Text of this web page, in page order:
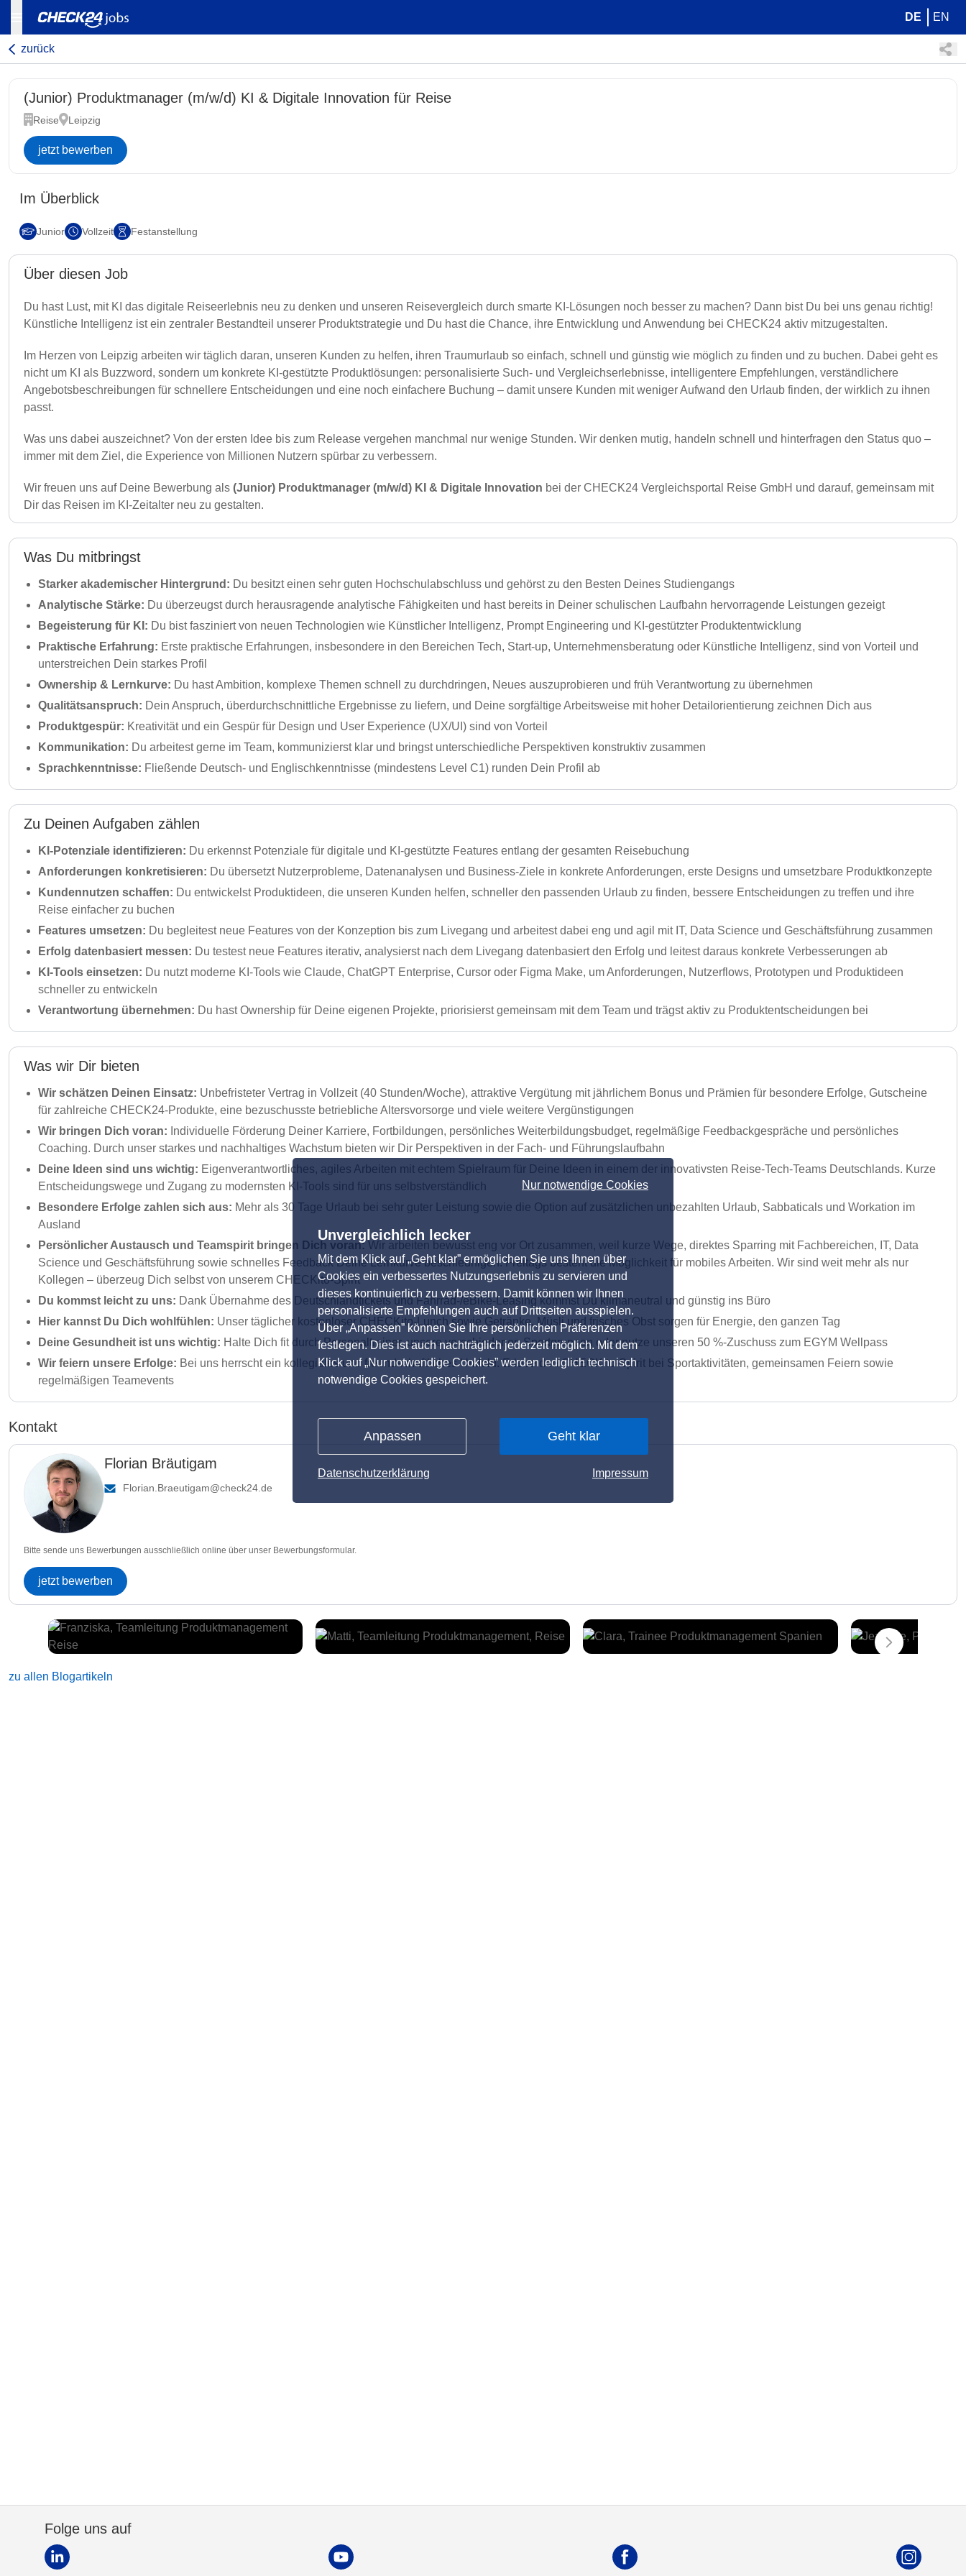
Nur notwendige Cookies
Unvergleichlich lecker
Mit dem Klick auf „Geht klar” ermöglichen Sie uns Ihnen über
Cookies ein verbessertes Nutzungserlebnis zu servieren und
dieses kontinuierlich zu verbessern. Damit können wir Ihnen
personalisierte Empfehlungen auch auf Drittseiten ausspielen.
Über „Anpassen” können Sie Ihre persönlichen Präferenzen
festlegen. Dies ist auch nachträglich jederzeit möglich. Mit dem
Klick auf „Nur notwendige Cookies” werden lediglich technisch
notwendige Cookies gespeichert.
Anpassen Geht klar
Datenschutzerklärung Impressum
DE EN
zurück
(Junior) Produktmanager (m/w/d) KI & Digitale Innovation für Reise
Reise Leipzig
jetzt bewerben
Im Überblick
Junior Vollzeit Festanstellung
Über diesen Job
Du hast Lust, mit KI das digitale Reiseerlebnis neu zu denken und unseren Reisevergleich durch smarte KI-Lösungen noch besser zu machen? Dann bist Du bei uns genau richtig!
Künstliche Intelligenz ist ein zentraler Bestandteil unserer Produktstrategie und Du hast die Chance, ihre Entwicklung und Anwendung bei CHECK24 aktiv mitzugestalten.
Im Herzen von Leipzig arbeiten wir täglich daran, unseren Kunden zu helfen, ihren Traumurlaub so einfach, schnell und günstig wie möglich zu finden und zu buchen. Dabei geht es
nicht um KI als Buzzword, sondern um konkrete KI-gestützte Produktlösungen: personalisierte Such- und Vergleichserlebnisse, intelligentere Empfehlungen, verständlichere
Angebotsbeschreibungen für schnellere Entscheidungen und eine noch einfachere Buchung – damit unsere Kunden mit weniger Aufwand den Urlaub finden, der wirklich zu ihnen
passt.
Was uns dabei auszeichnet? Von der ersten Idee bis zum Release vergehen manchmal nur wenige Stunden. Wir denken mutig, handeln schnell und hinterfragen den Status quo –
immer mit dem Ziel, die Experience von Millionen Nutzern spürbar zu verbessern.
Wir freuen uns auf Deine Bewerbung als (Junior) Produktmanager (m/w/d) KI & Digitale Innovation bei der CHECK24 Vergleichsportal Reise GmbH und darauf, gemeinsam mit
Dir das Reisen im KI-Zeitalter neu zu gestalten.
Was Du mitbringst
Starker akademischer Hintergrund: Du besitzt einen sehr guten Hochschulabschluss und gehörst zu den Besten Deines Studiengangs
Analytische Stärke: Du überzeugst durch herausragende analytische Fähigkeiten und hast bereits in Deiner schulischen Laufbahn hervorragende Leistungen gezeigt
Begeisterung für KI: Du bist fasziniert von neuen Technologien wie Künstlicher Intelligenz, Prompt Engineering und KI-gestützter Produktentwicklung
Praktische Erfahrung: Erste praktische Erfahrungen, insbesondere in den Bereichen Tech, Start-up, Unternehmensberatung oder Künstliche Intelligenz, sind von Vorteil und
unterstreichen Dein starkes Profil
Ownership & Lernkurve: Du hast Ambition, komplexe Themen schnell zu durchdringen, Neues auszuprobieren und früh Verantwortung zu übernehmen
Qualitätsanspruch: Dein Anspruch, überdurchschnittliche Ergebnisse zu liefern, und Deine sorgfältige Arbeitsweise mit hoher Detailorientierung zeichnen Dich aus
Produktgespür: Kreativität und ein Gespür für Design und User Experience (UX/UI) sind von Vorteil
Kommunikation: Du arbeitest gerne im Team, kommunizierst klar und bringst unterschiedliche Perspektiven konstruktiv zusammen
Sprachkenntnisse: Fließende Deutsch- und Englischkenntnisse (mindestens Level C1) runden Dein Profil ab
Zu Deinen Aufgaben zählen
KI-Potenziale identifizieren: Du erkennst Potenziale für digitale und KI-gestützte Features entlang der gesamten Reisebuchung
Anforderungen konkretisieren: Du übersetzt Nutzerprobleme, Datenanalysen und Business-Ziele in konkrete Anforderungen, erste Designs und umsetzbare Produktkonzepte
Kundennutzen schaffen: Du entwickelst Produktideen, die unseren Kunden helfen, schneller den passenden Urlaub zu finden, bessere Entscheidungen zu treffen und ihre
Reise einfacher zu buchen
Features umsetzen: Du begleitest neue Features von der Konzeption bis zum Livegang und arbeitest dabei eng und agil mit IT, Data Science und Geschäftsführung zusammen
Erfolg datenbasiert messen: Du testest neue Features iterativ, analysierst nach dem Livegang datenbasiert den Erfolg und leitest daraus konkrete Verbesserungen ab
KI-Tools einsetzen: Du nutzt moderne KI-Tools wie Claude, ChatGPT Enterprise, Cursor oder Figma Make, um Anforderungen, Nutzerflows, Prototypen und Produktideen
schneller zu entwickeln
Verantwortung übernehmen: Du hast Ownership für Deine eigenen Projekte, priorisierst gemeinsam mit dem Team und trägst aktiv zu Produktentscheidungen bei
Was wir Dir bieten
Wir schätzen Deinen Einsatz: Unbefristeter Vertrag in Vollzeit (40 Stunden/Woche), attraktive Vergütung mit jährlichem Bonus und Prämien für besondere Erfolge, Gutscheine
für zahlreiche CHECK24-Produkte, eine bezuschusste betriebliche Altersvorsorge und viele weitere Vergünstigungen
Wir bringen Dich voran: Individuelle Förderung Deiner Karriere, Fortbildungen, persönliches Weiterbildungsbudget, regelmäßige Feedbackgespräche und persönliches
Coaching. Durch unser starkes und nachhaltiges Wachstum bieten wir Dir Perspektiven in der Fach- und Führungslaufbahn
Deine Ideen sind uns wichtig: Eigenverantwortliches, agiles Arbeiten mit echtem Spielraum für Deine Ideen in einem der innovativsten Reise-Tech-Teams Deutschlands. Kurze
Entscheidungswege und Zugang zu modernsten KI-Tools sind für uns selbstverständlich
Besondere Erfolge zahlen sich aus: Mehr als 30 Tage Urlaub bei sehr guter Leistung sowie die Option auf zusätzlichen unbezahlten Urlaub, Sabbaticals und Workation im
Ausland
Persönlicher Austausch und Teamspirit bringen Dich voran:Wir arbeiten bewusst eng vor Ort zusammen, weil kurze Wege, direktes Sparring mit Fachbereichen, IT, Data
Science und Geschäftsführung sowie schnelles Feedback Deine Lernkurve beschleunigen. Freitags besteht die Möglichkeit für mobiles Arbeiten. Wir sind weit mehr als nur
Kollegen – überzeug Dich selbst von unserem CHECKito-Spirit
Du kommst leicht zu uns: Dank Übernahme des Deutschlandtickets und Fahrrad-/eBike-Leasing kommst Du klimaneutral und günstig ins Büro
Hier kannst Du Dich wohlfühlen: Unser täglicher kostenloser CHECKito-Lunch sowie Getränke, Müsli und frisches Obst sorgen für Energie, den ganzen Tag
Deine Gesundheit ist uns wichtig: Halte Dich fit durch Personaltrainer, unsere verschiedenen Sportgruppen oder nutze unseren 50 %-Zuschuss zum EGYM Wellpass
Wir feiern unsere Erfolge: Bei uns herrscht ein kollegiales und freundschaftliches Umfeld. Erlebe den CHECKito-Spirit bei Sportaktivitäten, gemeinsamen Feiern sowie
regelmäßigen Teamevents
Kontakt
Florian Bräutigam
Florian.Braeutigam@check24.de
Bitte sende uns Bewerbungen ausschließlich online über unser Bewerbungsformular.
jetzt bewerben
zu allen Blogartikeln
Folge uns auf